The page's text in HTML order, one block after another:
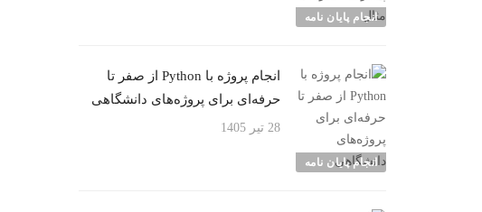
انجام پایان نامه
انجام پایان نامه
انجام پروژه با Python از صفر تا
حرفه‌ای برای پروژه‌های دانشگاهی
28 تیر 1405